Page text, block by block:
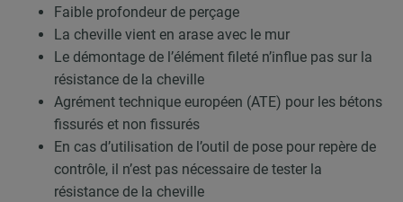
Faible profondeur de perçage
La cheville vient en arase avec le mur
Le démontage de l’élément fileté n’influe pas sur la
résistance de la cheville
Agrément technique européen (ATE) pour les bétons
fissurés et non fissurés
En cas d’utilisation de l’outil de pose pour repère de
contrôle, il n’est pas nécessaire de tester la
résistance de la cheville